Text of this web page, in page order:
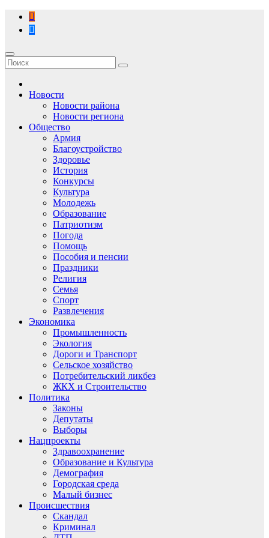
Перейти
содержимому
Новости
Новости района
Новости региона
Общество
Армия
Благоустройство
Здоровье
История
Конкурсы
Культура
Молодежь
Образование
Патриотизм
Погода
Помощь
Пособия и пенсии
Праздники
Религия
Семья
Спорт
Развлечения
Экономика
Промышленность
Экология
Дороги и Транспорт
Сельское хозяйство
Потребительский ликбез
ЖКХ и Строительство
Политика
Законы
Депутаты
Выборы
Нацпроекты
Здравоохранение
Образование и Культура
Демография
Городская среда
Малый бизнес
Происшествия
Скандал
Криминал